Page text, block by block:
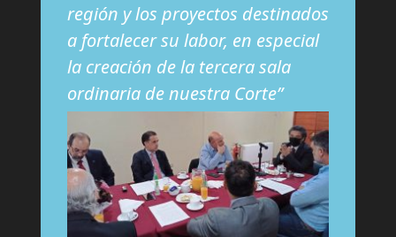
región y los proyectos destinados
a fortalecer su labor, en especial
la creación de la tercera sala
ordinaria de nuestra Corte”